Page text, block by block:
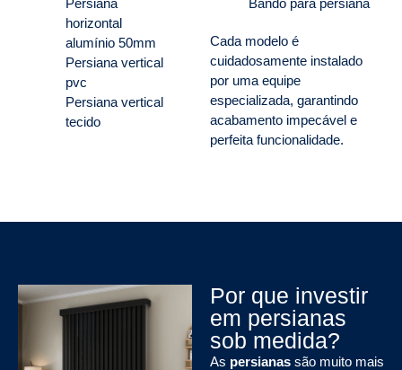
Persiana
horizontal
alumínio 50mm
Persiana vertical
pvc
Persiana vertical
tecido
Bandô para persiana
Cada modelo é
cuidadosamente instalado
por uma equipe
especializada, garantindo
acabamento impecável e
perfeita funcionalidade.
Por que investir
em persianas
sob medida?
As persianas são muito mais